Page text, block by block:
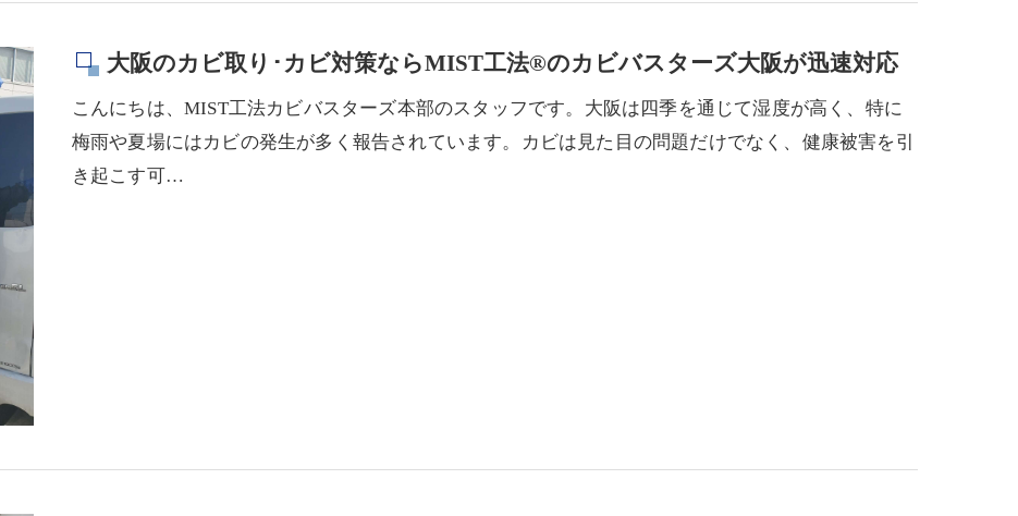
大阪のカビ取り･カビ対策ならMIST工法®のカビバスターズ大阪が迅速対応
こんにちは、MIST工法カビバスターズ本部のスタッフです。大阪は四季を通じて湿度が高く、特に
梅雨や夏場にはカビの発生が多く報告されています。カビは見た目の問題だけでなく、健康被害を引
き起こす可…